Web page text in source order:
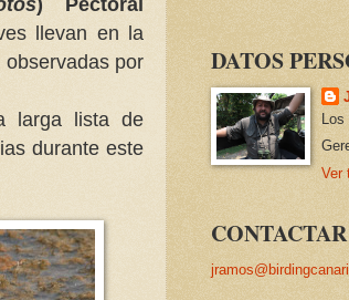
llevan en la
por
larga lista de
durante este
DATOS
Ver
CONTACTAR